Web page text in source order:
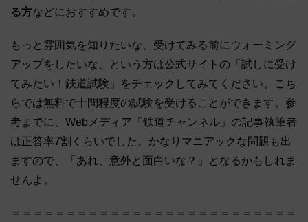
る方などにおすすめです。
もっと雰囲気を知りたいな、受けてみる前にウォーミング
アップをしたいな、という方は公式サイトの「試しに受け
てみたい！鉄道試験」をチェックしてみてください。こち
らでは無料で十問程度の試験を受けることができます。参
考までに、Webメディア「鉄道チャンネル」の記事執筆者
は正答率7割くらいでした。かなりマニアックな問題も出
ますので、「あれ、意外と面白いな？」となるかもしれま
せんよ。
＝＝＝＝＝＝＝＝＝＝＝＝＝＝＝＝＝＝＝＝＝＝＝＝＝＝